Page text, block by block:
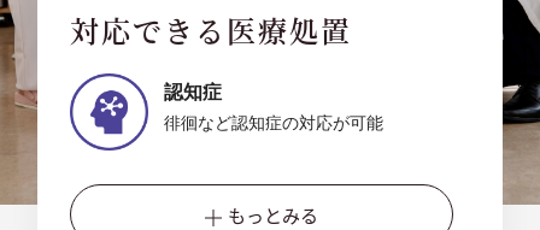
対応できる医療処置
認知症
徘徊など認知症の対応が可能
もっとみる